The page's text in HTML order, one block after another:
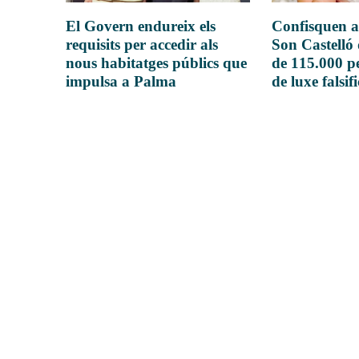
El Govern endureix els
requisits per accedir als
nous habitatges públics que
impulsa a Palma
Confisquen
Son Castelló
de 115.000
de luxe